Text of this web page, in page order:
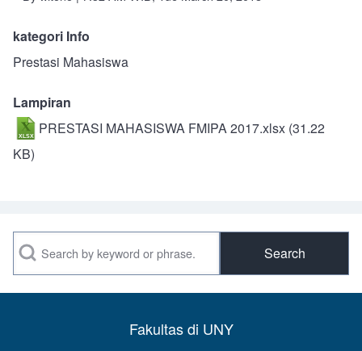
kategori Info
Prestasi Mahasiswa
Lampiran
PRESTASI MAHASISWA FMIPA 2017.xlsx (31.22
KB)
Search
Fakultas di UNY